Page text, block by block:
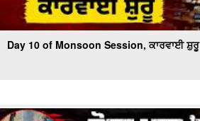
Day 10 of Monsoon Session, ਕਾਰਵਾਈ ਸ਼ੁਰੂ